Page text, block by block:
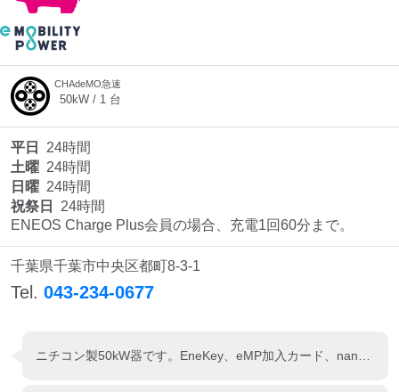
CHAdeMO急速
50kW / 1 台
平日
24時間
土曜 24時間
日曜 24時間
祝祭日
24時間
ENEOS Charge Plus会員の場合、充電1回60分まで。
千葉県千葉市中央区都町8-3-1
Tel. 043-234-0677